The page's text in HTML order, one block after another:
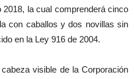
la cual comprenderá cinco
con caballos y dos novillas sin
en la Ley 916 de 2004.
visible de la Corporación